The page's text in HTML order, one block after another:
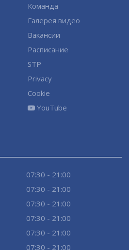
Команда
Галерея видео
Вакансии
Расписание
STP
Privacy
Cookie
YouTube
07:30 - 21:00
07:30 - 21:00
07:30 - 21:00
07:30 - 21:00
07:30 - 21:00
07:30 - 21:00